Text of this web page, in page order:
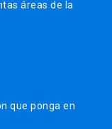
áreas de la
que ponga en